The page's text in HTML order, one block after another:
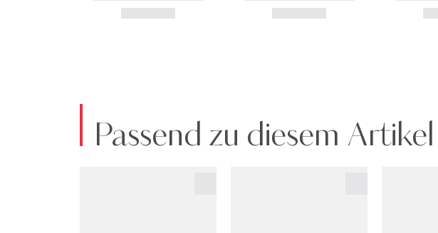
Passend zu diesem Artikel